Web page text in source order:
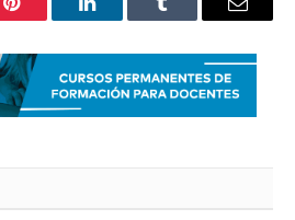
Pinterest LinkedInTumblr Email